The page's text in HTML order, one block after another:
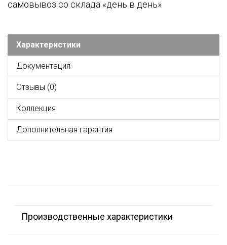
самовывоз со склада «день в день»
Характеристики
Документация
Отзывы (0)
Коллекция
Дополнительная гарантия
Производственные характеристики